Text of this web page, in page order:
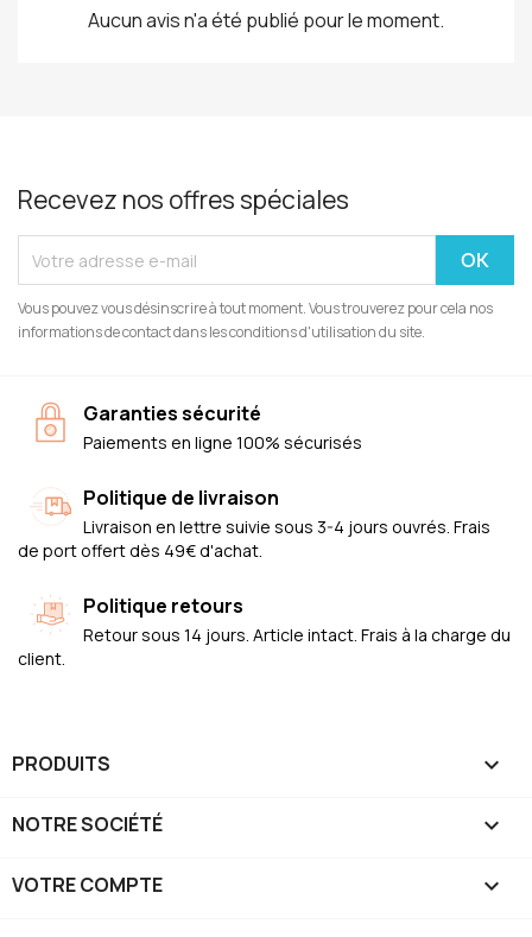
Aucun avis n'a été publié pour le moment.
Recevez nos offres spéciales
Vous pouvez vous désinscrire à tout moment. Vous trouverez pour cela nos
informations de contact dans les conditions d'utilisation du site.
Garanties sécurité
Paiements en ligne 100% sécurisés
Politique de livraison
Livraison en lettre suivie sous 3-4 jours ouvrés. Frais
de port offert dès 49€ d'achat.
Politique retours
Retour sous 14 jours. Article intact. Frais à la charge du
client.
PRODUITS 
NOTRE SOCIÉTÉ 
VOTRE COMPTE 